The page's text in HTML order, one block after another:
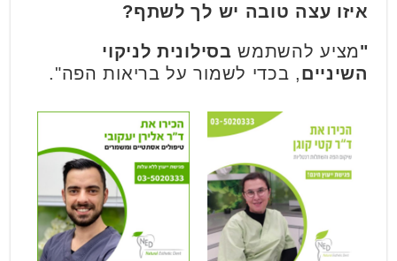
איזו עצה טובה יש לך לשתף?
"מציע להשתמש בסילונית לניקוי
השיניים, בכדי לשמור על בריאות הפה".